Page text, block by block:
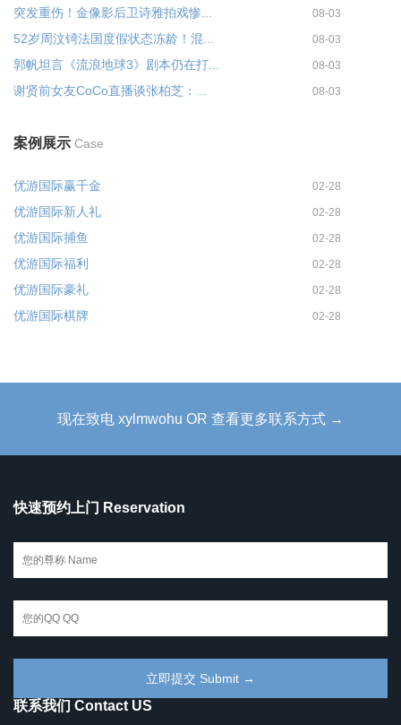
突发重伤！金像影后卫诗雅拍戏惨... 08-03
52岁周汶锜法国度假状态冻龄！混... 08-03
郭帆坦言《流浪地球3》剧本仍在打... 08-03
谢贤前女友CoCo直播谈张柏芝：... 08-03
案例展示 Case
优游国际赢千金 02-28
优游国际新人礼 02-28
优游国际捕鱼 02-28
优游国际福利 02-28
优游国际豪礼 02-28
优游国际棋牌 02-28
现在致电 xylmwohu OR 查看更多联系方式 →
快速预约上门 Reservation
联系我们 Contact US